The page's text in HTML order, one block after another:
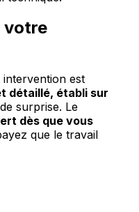
votre
intervention est
détaillé, établi sur
surprise. Le
dès que vous
que le travail